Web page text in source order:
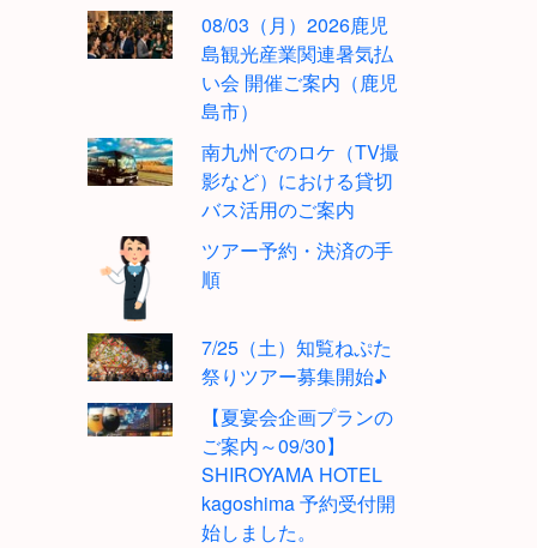
08/03（月）2026鹿児
島観光産業関連暑気払
い会 開催ご案内（鹿児
島市）
南九州でのロケ（TV撮
影など）における貸切
バス活用のご案内
ツアー予約・決済の手
順
7/25（土）知覧ねぷた
祭りツアー募集開始♪
【夏宴会企画プランの
ご案内～09/30】
SHIROYAMA HOTEL
kagoshima 予約受付開
始しました。